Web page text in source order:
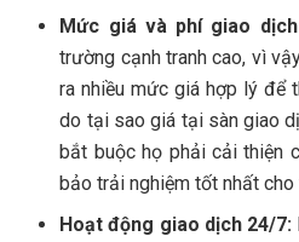
Mức giá và phí giao
trường cạnh tranh cao, vì
ra nhiều mức giá hợp lý để
do tại sao giá tại sàn giao
bắt buộc họ phải cải thiện
bảo trải nghiệm tốt nhất cho
Hoạt động giao dịch 24/7: